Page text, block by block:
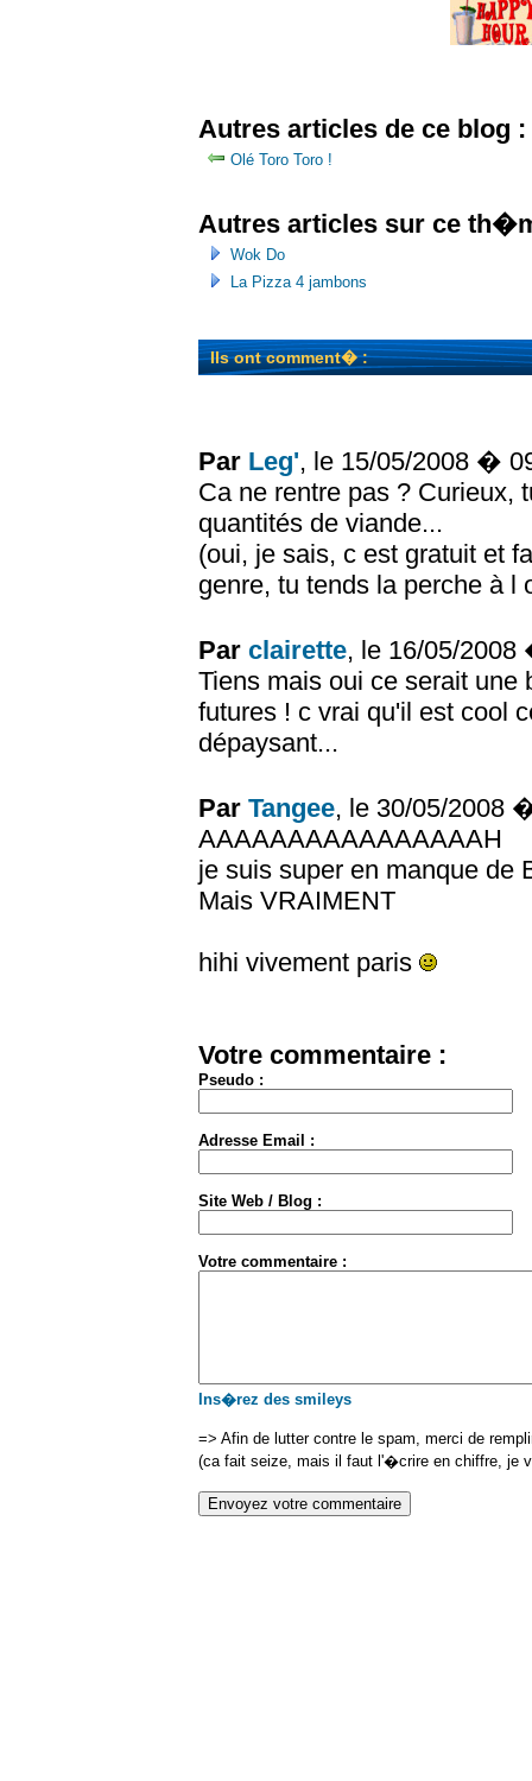
Autres articles de ce blog :
Olé Toro Toro !
Autres articles sur ce
Wok Do
La Pizza 4 jambons
Ils ont comment� :
Par Leg', le 15/05/2008 �
Ca ne rentre pas ? Curieux,
quantités de viande...
(oui, je sais, c est gratuit et
genre, tu tends la perche à l
Par clairette, le 16/05/
Tiens mais oui ce serait une
futures ! c vrai qu'il est cool
dépaysant...
Par Tangee, le 30/05/2008
AAAAAAAAAAAAAAAAH
je suis super en manque de
Mais VRAIMENT
hihi vivement paris
Votre commentaire :
Pseudo :
Adresse Email :
Site Web / Blog :
Votre commentaire :
Ins�rez des smileys
=> Afin de lutter contre le spam, merci de
(ca fait seize, mais il faut l'�crire en chiffre, je